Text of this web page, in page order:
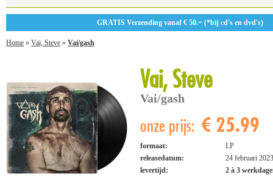
GRATIS Verzending vanaf € 50.= (*bij cd's en dvd's)
Home » Vai, Steve » Vai/gash
Vai, Steve
Vai/gash
onze prijs: € 25.99
formaat:
LP
releasedatum:
24 februari 2023
levertijd:
2 à 3